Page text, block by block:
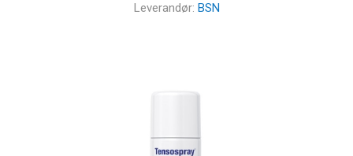
Leverandør: BSN